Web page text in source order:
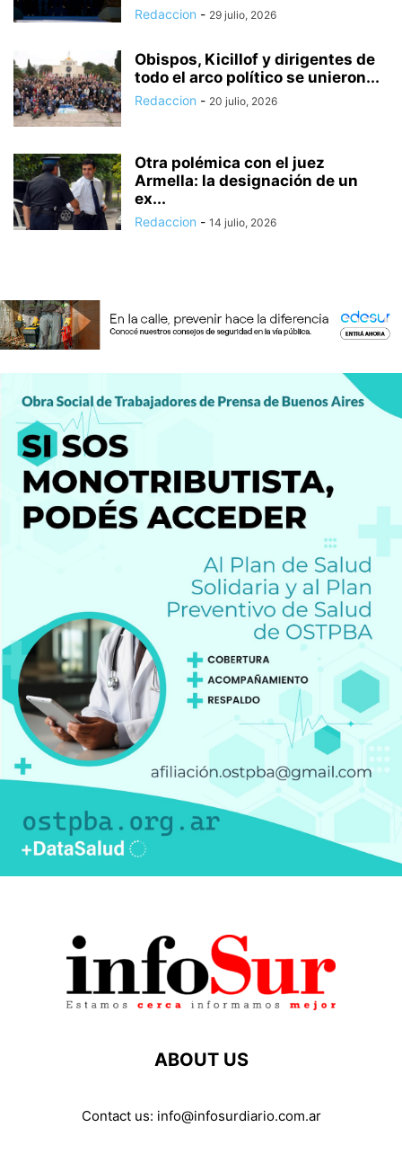
Redaccion - 29 julio, 2026
Obispos, Kicillof y dirigentes de
todo el arco político se unieron...
Redaccion - 20 julio, 2026
Otra polémica con el juez
Armella: la designación de un
ex...
Redaccion - 14 julio, 2026
ABOUT US
Contact us: info@infosurdiario.com.ar